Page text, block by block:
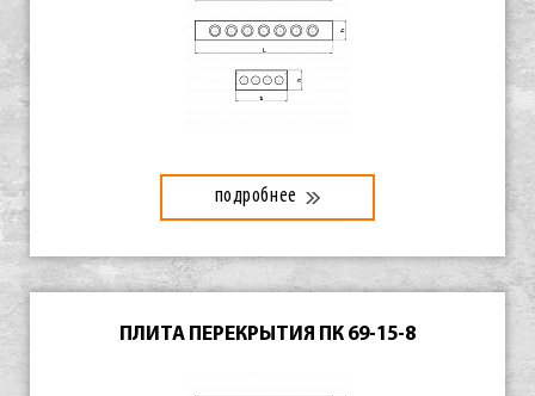
подробнее
ПЛИТА ПЕРЕКРЫТИЯ ПК 69-15-8